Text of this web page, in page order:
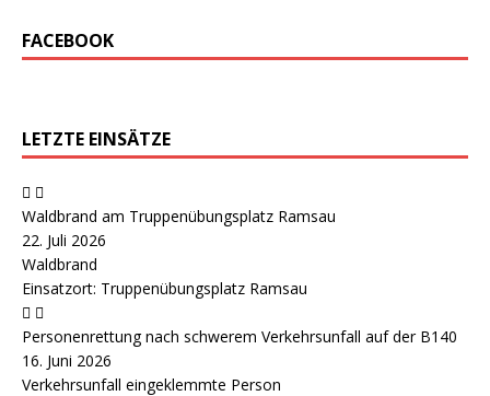
FACEBOOK
LETZTE EINSÄTZE
Waldbrand am Truppenübungsplatz Ramsau
22. Juli 2026
Waldbrand
Einsatzort: Truppenübungsplatz Ramsau
Personenrettung nach schwerem Verkehrsunfall auf der B140
16. Juni 2026
Verkehrsunfall eingeklemmte Person